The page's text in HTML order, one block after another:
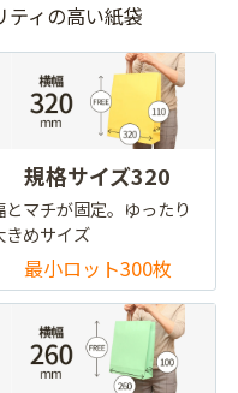
ティの高い紙袋
規格サイズ320
とマチが固定。ゆったり
きめサイズ
最小ロット300枚